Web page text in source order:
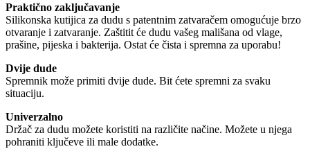
Praktično zaključavanje
Silikonska kutijica za dudu s patentnim zatvaračem omogućuje brzo
otvaranje i zatvaranje. Zaštitit će dudu vašeg mališana od vlage,
prašine, pijeska i bakterija. Ostat će čista i spremna za uporabu!
Dvije dude
Spremnik može primiti dvije dude. Bit ćete spremni za svaku
situaciju.
Univerzalno
Držač za dudu možete koristiti na različite načine. Možete u njega
pohraniti ključeve ili male dodatke.